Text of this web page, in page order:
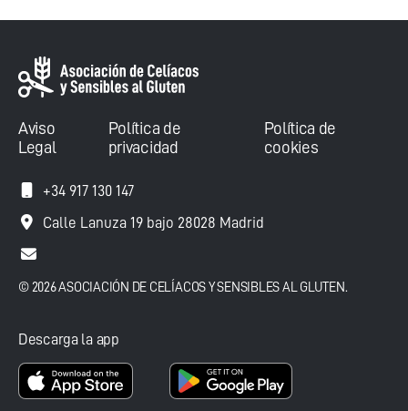
Aviso
Legal
Política de
privacidad
Política de
cookies
+34 917 130 147
Calle Lanuza 19 bajo 28028 Madrid
© 2026 ASOCIACIÓN DE CELÍACOS Y SENSIBLES AL GLUTEN.
Descarga la app